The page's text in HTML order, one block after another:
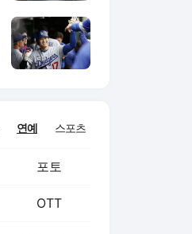
연예 스포츠
포토
OTT